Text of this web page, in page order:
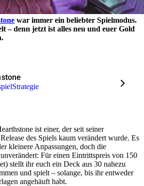
war immer ein beliebter Spielmodus.
– denn jetzt ist alles neu und euer Gold
Strategie
ist einer, der seit seiner
des Spiels kaum verändert wurde. Es
kleinere Anpassungen, doch die
Für einen Eintrittspreis von 150
stellt ihr euch ein Deck aus 30 nahezu
und spielt – solange, bis ihr entweder
angehäuft habt.